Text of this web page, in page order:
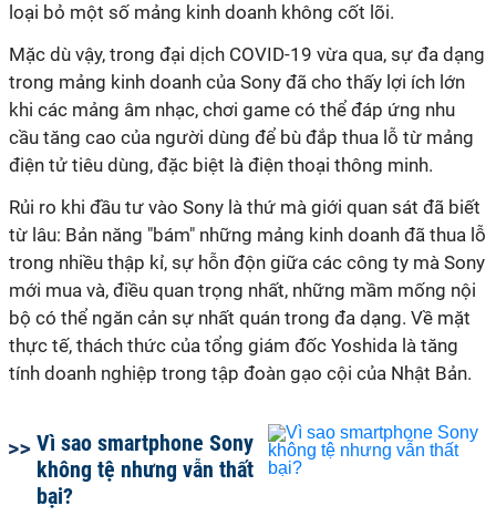
loại bỏ một số mảng kinh doanh không cốt lõi.
Mặc dù vậy, trong đại dịch COVID-19 vừa qua, sự đa dạng
trong mảng kinh doanh của Sony đã cho thấy lợi ích lớn
khi các mảng âm nhạc, chơi game có thể đáp ứng nhu
cầu tăng cao của người dùng để bù đắp thua lỗ từ mảng
điện tử tiêu dùng, đặc biệt là điện thoại thông minh.
Rủi ro khi đầu tư vào Sony là thứ mà giới quan sát đã biết
từ lâu: Bản năng "bám" những mảng kinh doanh đã thua lỗ
trong nhiều thập kỉ, sự hỗn độn giữa các công ty mà Sony
mới mua và, điều quan trọng nhất, những mầm mống nội
bộ có thể ngăn cản sự nhất quán trong đa dạng. Về mặt
thực tế, thách thức của tổng giám đốc Yoshida là tăng
tính doanh nghiệp trong tập đoàn gạo cội của Nhật Bản.
Vì sao smartphone Sony
không tệ nhưng vẫn thất
bại?